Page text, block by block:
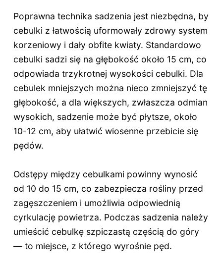
Poprawna technika sadzenia jest niezbędna, by
cebulki z łatwością uformowały zdrowy system
korzeniowy i dały obfite kwiaty. Standardowo
cebulki sadzi się na głębokość około 15 cm, co
odpowiada trzykrotnej wysokości cebulki. Dla
cebulek mniejszych można nieco zmniejszyć tę
głębokość, a dla większych, zwłaszcza odmian
wysokich, sadzenie może być płytsze, około
10-12 cm, aby ułatwić wiosenne przebicie się
pędów.
Odstępy między cebulkami powinny wynosić
od 10 do 15 cm, co zabezpiecza rośliny przed
zagęszczeniem i umożliwia odpowiednią
cyrkulację powietrza. Podczas sadzenia należy
umieścić cebulkę szpiczastą częścią do góry
— to miejsce, z którego wyrośnie pęd.